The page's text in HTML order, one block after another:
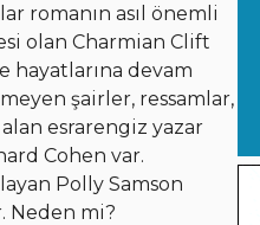
romanın asıl önemli
olan Charmian Clift
devam
şairler, ressamlar,
esrarengiz yazar
Cohen var.
Polly Samson
Neden mi?